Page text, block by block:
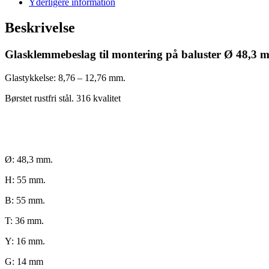
Yderligere information
Beskrivelse
Glasklemmebeslag til montering på baluster Ø 48,3
Glastykkelse: 8,76 – 12,76 mm.
Børstet rustfri stål. 316 kvalitet
Ø: 48,3 mm.
H: 55 mm.
B: 55 mm.
T: 36 mm.
Y: 16 mm.
G: 14 mm